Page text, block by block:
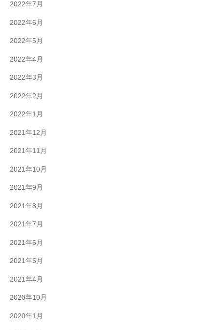
2022年7月
2022年6月
2022年5月
2022年4月
2022年3月
2022年2月
2022年1月
2021年12月
2021年11月
2021年10月
2021年9月
2021年8月
2021年7月
2021年6月
2021年5月
2021年4月
2020年10月
2020年1月